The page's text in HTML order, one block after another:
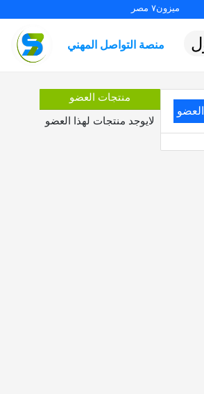
ميزون٧ مصر
منصة التواصل المهني
منتجات العضو
لايوجد منتجات لهذا العضو